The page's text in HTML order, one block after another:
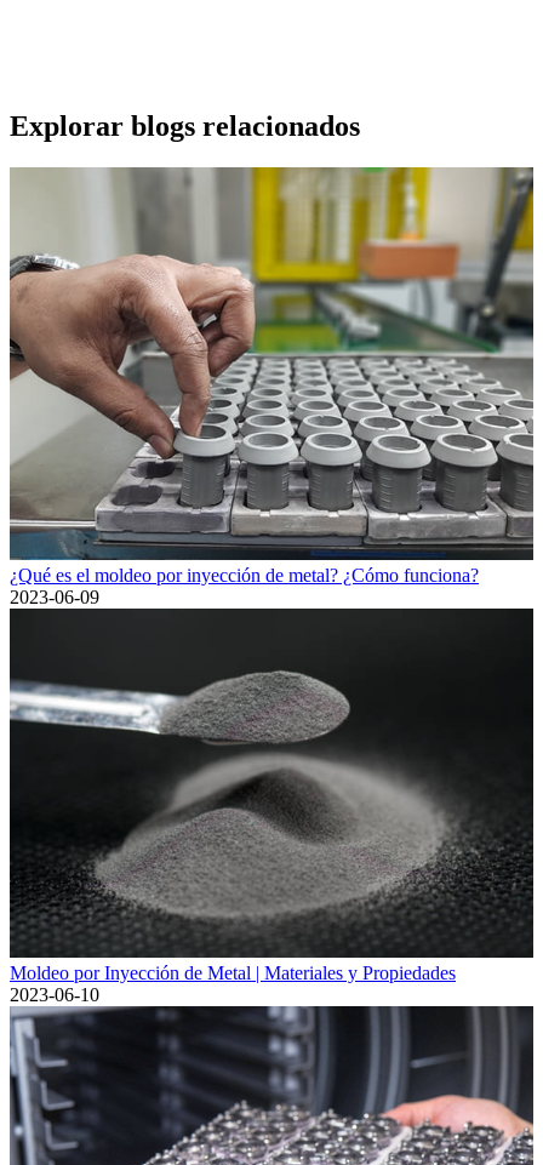
Explorar blogs relacionados
¿Qué es el moldeo por inyección de metal? ¿Cómo funciona?
2023-06-09
Moldeo por Inyección de Metal | Materiales y Propiedades
2023-06-10